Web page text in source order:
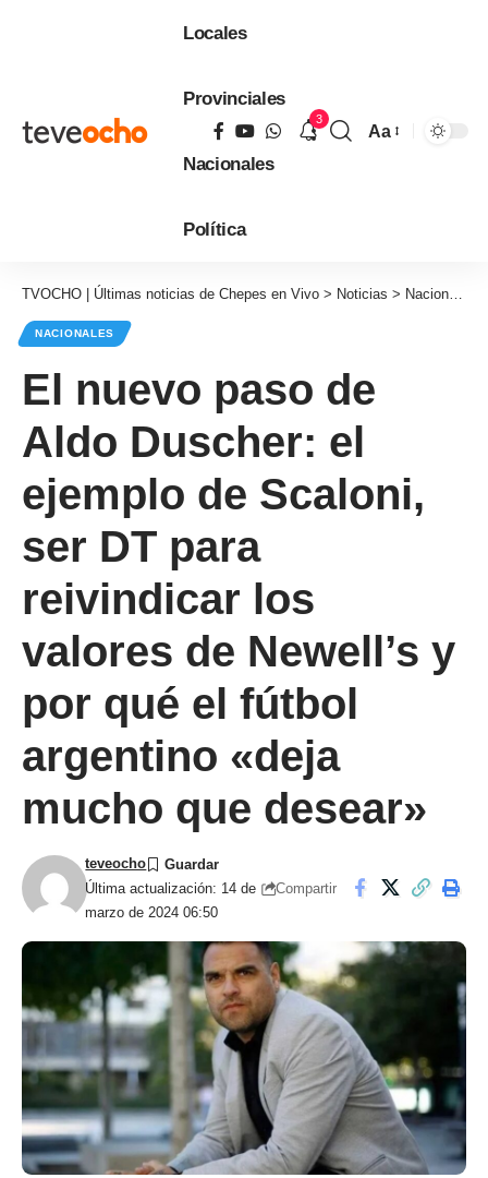
Locales
Provinciales
Nacionales
Política
3
Aa
TVOCHO | Últimas noticias de Chepes en Vivo > Noticias > Nacionales
NACIONALES
El nuevo paso de
Aldo Duscher: el
ejemplo de Scaloni,
ser DT para
reivindicar los
valores de Newell’s y
por qué el fútbol
argentino «deja
mucho que desear»
Última actualización: 14 de
marzo de 2024 06:50
teveocho
Compartir